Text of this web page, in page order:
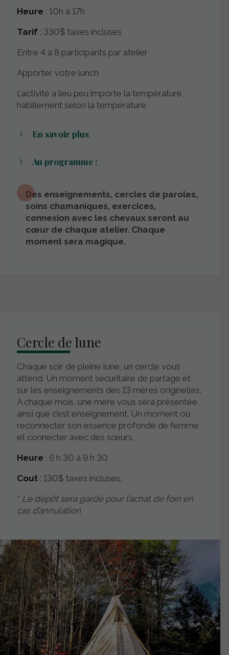
Heure : 10h à 17h
Tarif : 330$ taxes incluses
Entre 4 à 8 participants par atelier
Apporter votre lunch
L’activité a lieu peu importe la température,
habillement selon la température
En savoir plus
Au programme :
Des enseignements, cercles de paroles,
soins chamaniques, exercices,
connexion avec les chevaux seront au
cœur de chaque atelier. Chaque
moment sera magique.
Cercle de lune
Chaque soir de pleine lune, un cercle vous
attend. Un moment sécuritaire de partage et
sur les enseignements des 13 mères originelles.
À chaque mois, une mère vous sera présentée
ainsi que c’est enseignement. Un moment où
reconnecter son essence profonde de femme
et connecter avec des sœurs,
Heure : 6 h 30 à 9 h 30
Cout : 130$ taxes incluses.​​​​​​
* Le dépôt sera gardé pour l’achat de foin en
cas d’annulation